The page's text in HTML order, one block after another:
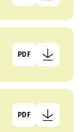
PDF
PDF